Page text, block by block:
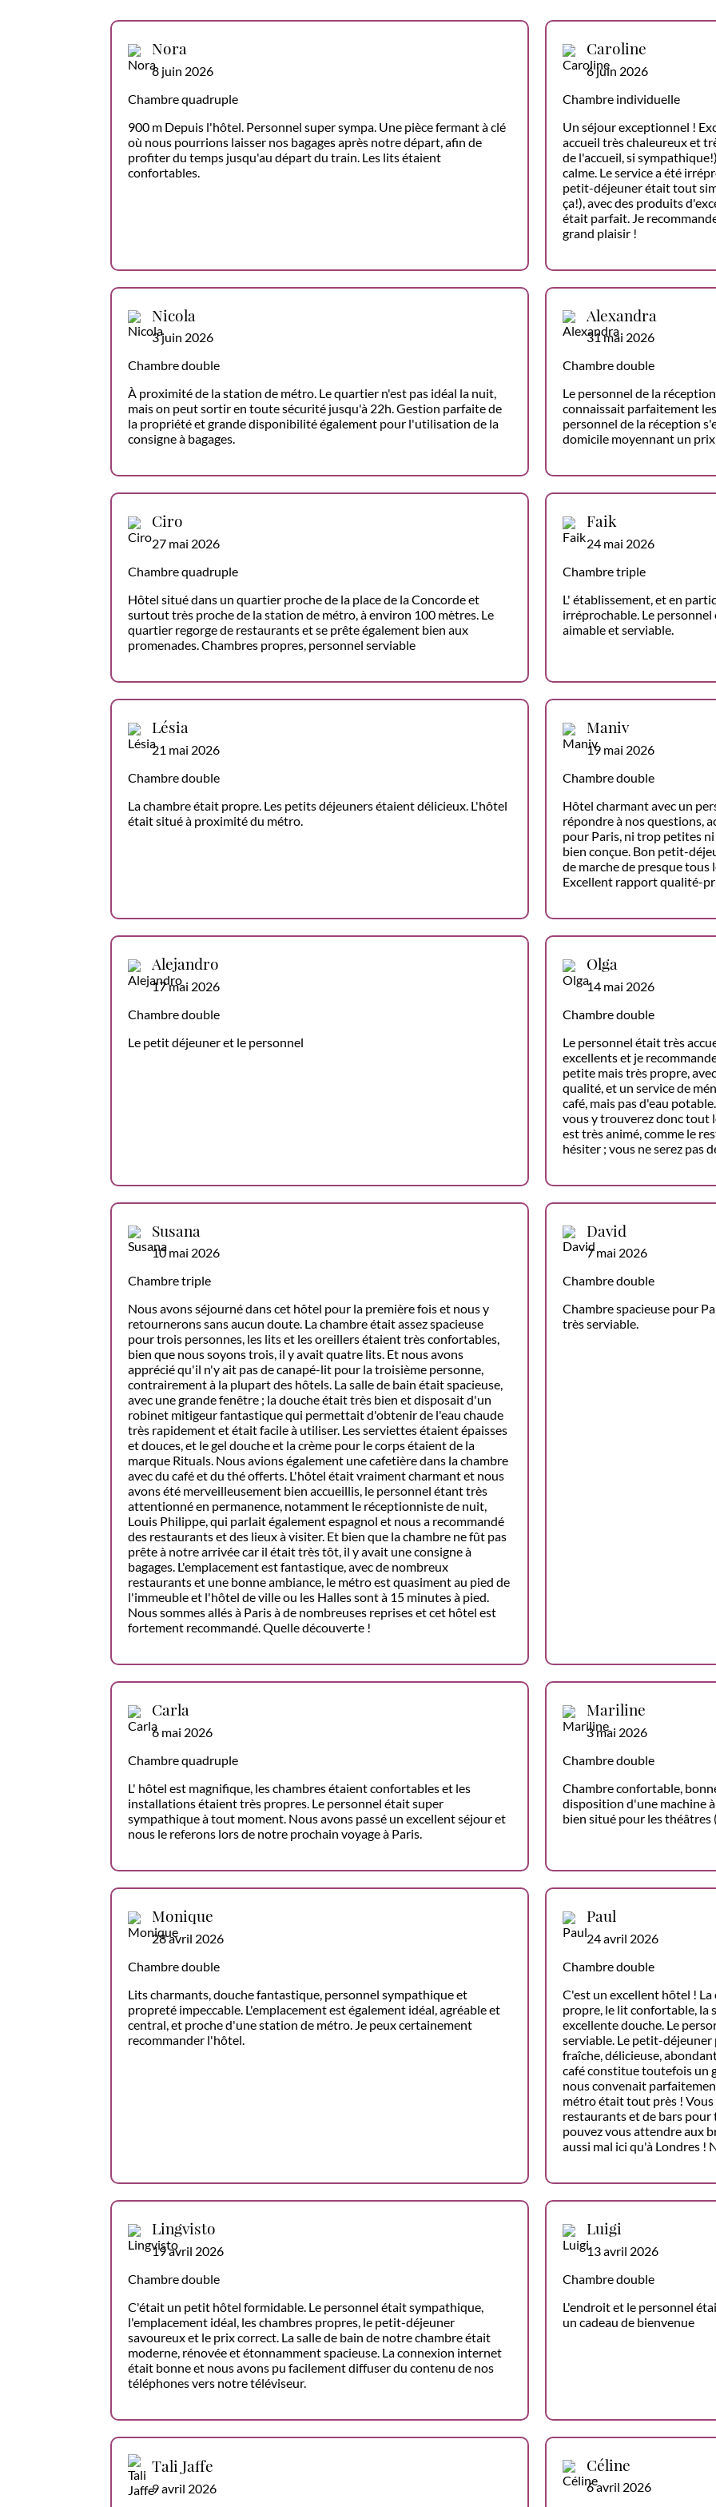
Nora
8 juin 2026
Chambre quadruple
900 m Depuis l'hôtel. Personnel super sympa. Une pièce fermant à clé
où nous pourrions laisser nos bagages après notre départ, afin de
profiter du temps jusqu'au départ du train. Les lits étaient
confortables.
Caroline
6 juin 2026
Chambre individuelle
Un séjour exceptionnel !
accueil très chaleureux et
de l'accueil, si
calme. Le service a été
petit-déjeuner était tout
ça!), avec des produits
était parfait. Je
grand plaisir !
Nicola
3 juin 2026
Chambre double
À proximité de la station de métro. Le quartier n'est pas idéal la nuit,
mais on peut sortir en toute sécurité jusqu'à 22h. Gestion parfaite de
la propriété et grande disponibilité également pour l'utilisation de la
consigne à bagages.
Alexandra
31 mai 2026
Chambre double
Le personnel de la
connaissait parfaitement
personnel de la réception
domicile moyennant un
Ciro
27 mai 2026
Chambre quadruple
Hôtel situé dans un quartier proche de la place de la Concorde et
surtout très proche de la station de métro, à environ 100 mètres. Le
quartier regorge de restaurants et se prête également bien aux
promenades. Chambres propres, personnel serviable
Faik
24 mai 2026
Chambre triple
L' établissement, et en
irréprochable. Le
aimable et serviable.
Lésia
21 mai 2026
Chambre double
La chambre était propre. Les petits déjeuners étaient délicieux. L'hôtel
était situé à proximité du métro.
Maniv
19 mai 2026
Chambre double
Hôtel charmant avec un
répondre à nos questions,
pour Paris, ni trop petites
bien conçue. Bon petit-
de marche de presque tous
Excellent rapport qualité-
Alejandro
17 mai 2026
Chambre double
Le petit déjeuner et le personnel
Olga
14 mai 2026
Chambre double
Le personnel était très
excellents et je
petite mais très propre,
qualité, et un service de
café, mais pas d'eau
vous y trouverez donc tout
est très animé, comme le
hésiter ; vous ne serez pas
Susana
10 mai 2026
Chambre triple
Nous avons séjourné dans cet hôtel pour la première fois et nous y
retournerons sans aucun doute. La chambre était assez spacieuse
pour trois personnes, les lits et les oreillers étaient très confortables,
bien que nous soyons trois, il y avait quatre lits. Et nous avons
apprécié qu'il n'y ait pas de canapé-lit pour la troisième personne,
contrairement à la plupart des hôtels. La salle de bain était spacieuse,
avec une grande fenêtre ; la douche était très bien et disposait d'un
robinet mitigeur fantastique qui permettait d'obtenir de l'eau chaude
très rapidement et était facile à utiliser. Les serviettes étaient épaisses
et douces, et le gel douche et la crème pour le corps étaient de la
marque Rituals. Nous avions également une cafetière dans la chambre
avec du café et du thé offerts. L'hôtel était vraiment charmant et nous
avons été merveilleusement bien accueillis, le personnel étant très
attentionné en permanence, notamment le réceptionniste de nuit,
Louis Philippe, qui parlait également espagnol et nous a recommandé
des restaurants et des lieux à visiter. Et bien que la chambre ne fût pas
prête à notre arrivée car il était très tôt, il y avait une consigne à
bagages. L'emplacement est fantastique, avec de nombreux
restaurants et une bonne ambiance, le métro est quasiment au pied de
l'immeuble et l'hôtel de ville ou les Halles sont à 15 minutes à pied.
Nous sommes allés à Paris à de nombreuses reprises et cet hôtel est
fortement recommandé. Quelle découverte !
David
7 mai 2026
Chambre double
Chambre spacieuse pour
très serviable.
Carla
6 mai 2026
Chambre quadruple
L' hôtel est magnifique, les chambres étaient confortables et les
installations étaient très propres. Le personnel était super
sympathique à tout moment. Nous avons passé un excellent séjour et
nous le referons lors de notre prochain voyage à Paris.
Mariline
3 mai 2026
Chambre double
Chambre confortable,
disposition d'une machine
bien situé pour les théâtres
Monique
28 avril 2026
Chambre double
Lits charmants, douche fantastique, personnel sympathique et
propreté impeccable. L'emplacement est également idéal, agréable et
central, et proche d'une station de métro. Je peux certainement
recommander l'hôtel.
Paul
24 avril 2026
Chambre double
C'est un excellent hôtel !
propre, le lit confortable, la
excellente douche. Le
serviable. Le petit-
fraîche, délicieuse,
café constitue toutefois un
nous convenait
métro était tout près !
restaurants et de bars pour
pouvez vous attendre aux
aussi mal ici qu'à Londres !
Lingvisto
19 avril 2026
Chambre double
C'était un petit hôtel formidable. Le personnel était sympathique,
l'emplacement idéal, les chambres propres, le petit-déjeuner
savoureux et le prix correct. La salle de bain de notre chambre était
moderne, rénovée et étonnamment spacieuse. La connexion internet
était bonne et nous avons pu facilement diffuser du contenu de nos
téléphones vers notre téléviseur.
Luigi
13 avril 2026
Chambre double
L'endroit et le personnel
un cadeau de bienvenue
Tali Jaffe
9 avril 2026
Céline
6 avril 2026